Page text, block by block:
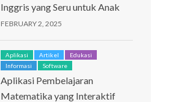
Inggris yang Seru untuk Anak
FEBRUARY 2, 2025
Aplikasi Artikel
Edukasi
Informasi
Software
Aplikasi Pembelajaran
Matematika yang Interaktif